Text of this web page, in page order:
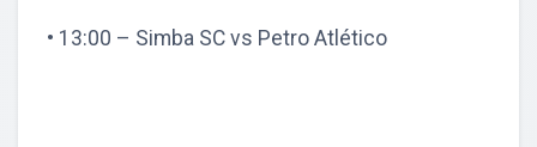
• 13:00 – Simba SC vs Petro Atlético